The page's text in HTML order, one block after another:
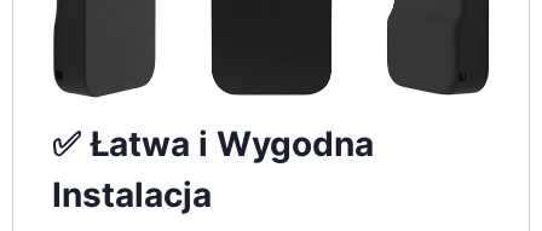
✅ Łatwa i Wygodna
Instalacja